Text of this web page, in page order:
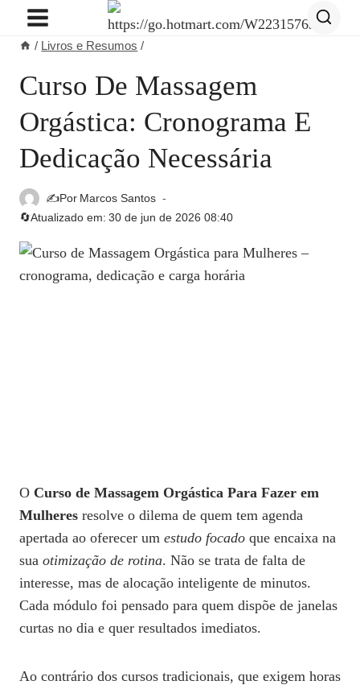
Pular
Conteúdo
/ Livros e Resumos /
Curso De Massagem
Orgástica: Cronograma E
Dedicação Necessária
✍️Por Marcos Santos
🔄Atualizado em: 30 de jun de 2026 08:40
O Curso de Massagem Orgástica Para Fazer em
Mulheres resolve o dilema de quem tem agenda
apertada ao oferecer um estudo focado que encaixa na
sua otimização de rotina. Não se trata de falta de
interesse, mas de alocação inteligente de minutos.
Cada módulo foi pensado para quem dispõe de janelas
curtas no dia e quer resultados imediatos.
Ao contrário dos cursos tradicionais, que exigem horas